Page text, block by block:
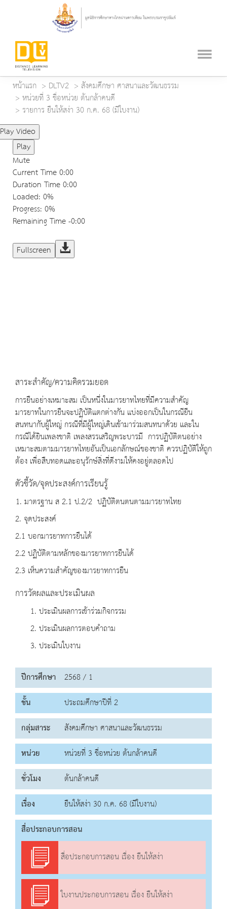
หน้าแรก DLTV2
สังคมศึกษา ศาสนาและวัฒนธรรม
หน่วยที่ 3 ชื่อหน่วย ต้นกล้าคนดี
รายการ ยืนให้สง่า 30 ก.ค. 68 (มีใบงาน)
Play Video
Play
Mute
Current Time0:00
Duration Time0:00
Loaded: 0%
Progress: 0%
Remaining Time-0:00
Fullscreen
สาระสำคัญ/ความคิดรวมยอด
การยืนอย่างเหมาะสม เป็นหนึ่งในมารยาทไทยที่มีความสำคัญ
มารยาทในการยืนจะปฏิบัติแตกต่างกัน แบ่งออกเป็นในกรณียืน
สนทนากับผู้ใหญ่ กรณีที่มีผู้ใหญ่เดินเข้ามาร่วมสนทนาด้วย และใน
กรณีได้ยินเพลงชาติ เพลงสรรเสริญพระบารมี การปฏิบัติตนอย่าง
เหมาะสมตามมารยาทไทยอันเป็นเอกลักษณ์ของชาติ ควรปฏิบัติให้ถูก
ต้อง เพื่อสืบทอดและอนุรักษ์สิ่งที่ดีงามให้คงอยู่ตลอดไป
ตัวชี้วัด/จุดประสงค์การเรียนรู้
1. มาตรฐาน ส 2.1 ป.2/2 ปฏิบัติตนตนตามมารยาทไทย
2. จุดประสงค์
2.1 บอกมารยาทการยืนได้
2.2 ปฏิบัติตามหลักของมารยาทการยืนได้
2.3 เห็นความสำคัญของมารยาทการยืน
การวัดผลและประเมินผล
1. ประเมินผลการเข้าร่วมกิจกรรม
2. ประเมินผลการตอบคำถาม
3. ประเมินใบงาน
ปีการศึกษา 2568 / 1
ชั้น
ประถมศึกษาปีที่ 2
กลุ่มสาระ
สังคมศึกษา ศาสนาและวัฒนธรรม
หน่วย
หน่วยที่ 3 ชื่อหน่วย ต้นกล้าคนดี
ชั่วโมง
ต้นกล้าคนดี
เรื่อง
ยืนให้สง่า 30 ก.ค. 68 (มีใบงาน)
สื่อประกอบการสอน
สื่อประกอบการสอน เรื่อง ยืนให้สง่า
ใบงานประกอบการสอน เรื่อง ยืนให้สง่า